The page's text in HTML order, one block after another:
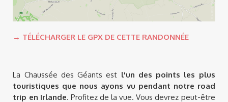
→ TÉLÉCHARGER LE GPX DE CETTE RANDONNÉE
La Chaussée des Géants est l'un des points les plus
touristiques que nous ayons vu pendant notre road
trip en Irlande. Profitez de la vue. Vous devrez peut-être